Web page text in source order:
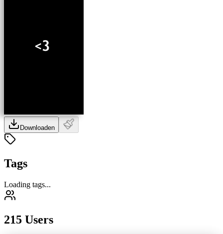
Downloaden
Tags
Loading tags...
215 Users